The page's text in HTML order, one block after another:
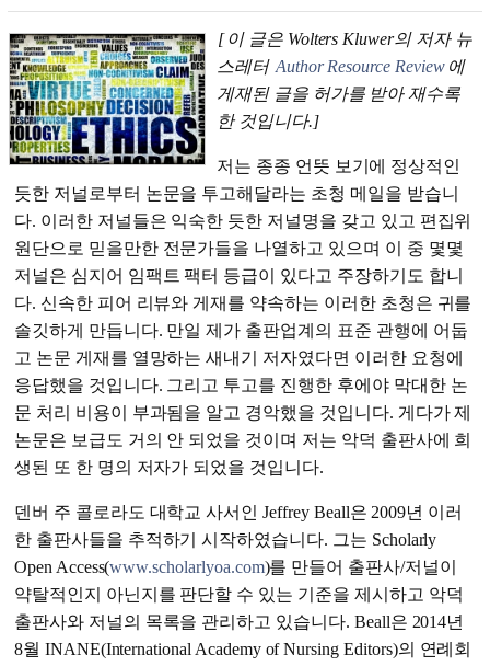
[ 이 글은 Wolters Kluwer의 저자 뉴
스레터 Author Resource Review 에
게재된 글을 허가를 받아 재수록
한 것입니다.]
저는 종종 언뜻 보기에 정상적인
듯한 저널로부터 논문을 투고해달라는 초청 메일을 받습니
다. 이러한 저널들은 익숙한 듯한 저널명을 갖고 있고 편집위
원단으로 믿을만한 전문가들을 나열하고 있으며 이 중 몇몇
저널은 심지어 임팩트 팩터 등급이 있다고 주장하기도 합니
다. 신속한 피어 리뷰와 게재를 약속하는 이러한 초청은 귀를
솔깃하게 만듭니다. 만일 제가 출판업계의 표준 관행에 어둡
고 논문 게재를 열망하는 새내기 저자였다면 이러한 요청에
응답했을 것입니다. 그리고 투고를 진행한 후에야 막대한 논
문 처리 비용이 부과됨을 알고 경악했을 것입니다. 게다가 제
논문은 보급도 거의 안 되었을 것이며 저는 악덕 출판사에 희
생된 또 한 명의 저자가 되었을 것입니다.
덴버 주 콜로라도 대학교 사서인 Jeffrey Beall은 2009년 이러
한 출판사들을 추적하기 시작하였습니다. 그는 Scholarly
Open Access(www.scholarlyoa.com)를 만들어 출판사/저널이
약탈적인지 아닌지를 판단할 수 있는 기준을 제시하고 악덕
출판사와 저널의 목록을 관리하고 있습니다. Beall은 2014년
8월 INANE(International Academy of Nursing Editors)의 연례회